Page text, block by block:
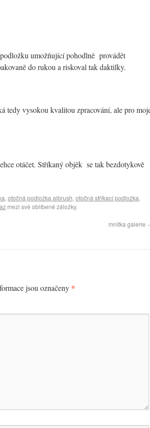
umožňující pohodlně provádět
do rukou a riskoval tak daktilky.
tedy vysokou kvalitou zpracování, ale pro
otáčet. Stříkaný objěk se tak bezdotykově
, otočná podložka aibrush, otočná stříkací podložka,
mezi své oblíbené záložky.
mnitka galerie
jsou označeny *